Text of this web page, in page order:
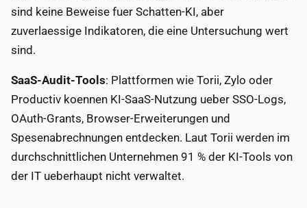
sind keine Beweise fuer Schatten-KI, aber
zuverlaessige Indikatoren, die eine Untersuchung wert
sind.
SaaS-Audit-Tools: Plattformen wie Torii, Zylo oder
Productiv koennen KI-SaaS-Nutzung ueber SSO-Logs,
OAuth-Grants, Browser-Erweiterungen und
Spesenabrechnungen entdecken. Laut Torii werden im
durchschnittlichen Unternehmen 91 % der KI-Tools von
der IT ueberhaupt nicht verwaltet.